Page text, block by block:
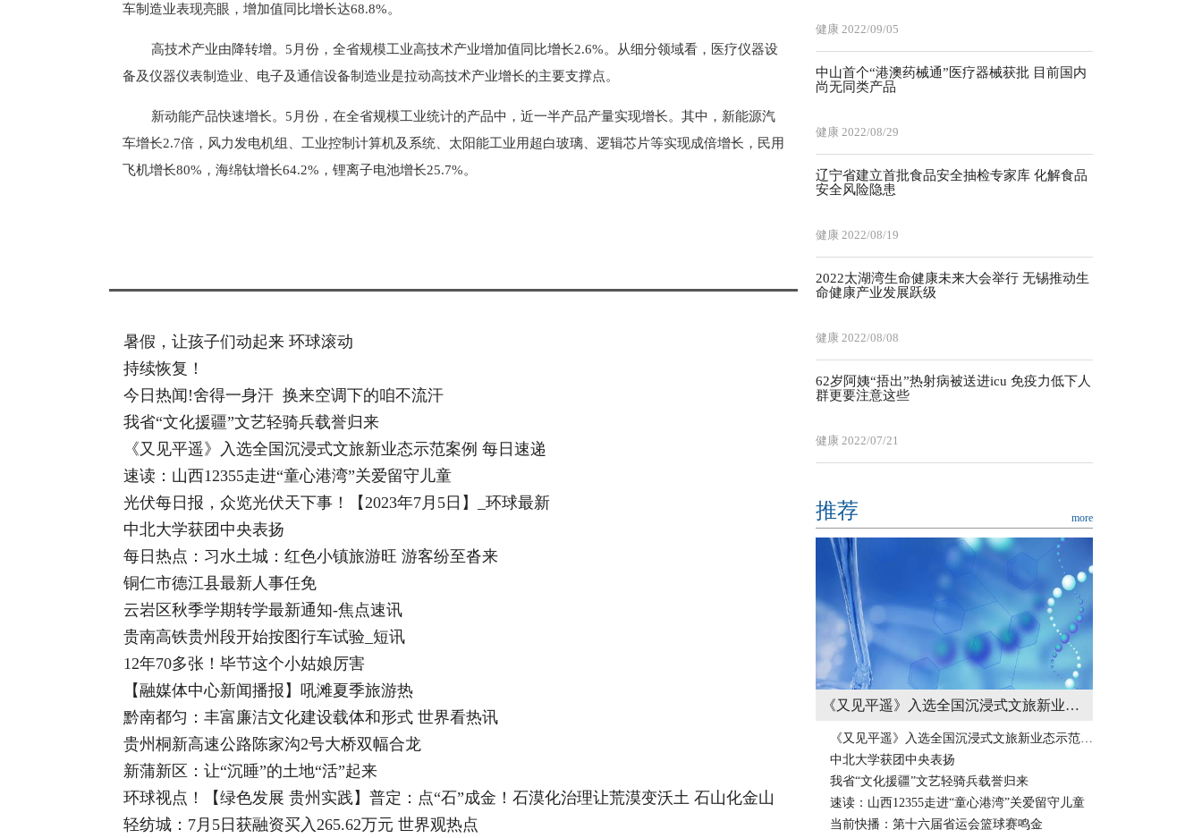
车制造业表现亮眼，增加值同比增长达68.8%。
高技术产业由降转增。5月份，全省规模工业高技术产业增加值同比增长2.6%。从细分领域看，医疗仪器设
备及仪器仪表制造业、电子及通信设备制造业是拉动高技术产业增长的主要支撑点。
新动能产品快速增长。5月份，在全省规模工业统计的产品中，近一半产品产量实现增长。其中，新能源汽
车增长2.7倍，风力发电机组、工业控制计算机及系统、太阳能工业用超白玻璃、逻辑芯片等实现成倍增长，民用
飞机增长80%，海绵钛增长64.2%，锂离子电池增长25.7%。
暑假，让孩子们动起来 环球滚动
持续恢复！
今日热闻!舍得一身汗 换来空调下的咱不流汗
我省“文化援疆”文艺轻骑兵载誉归来
《又见平遥》入选全国沉浸式文旅新业态示范案例 每日速递
速读：山西12355走进“童心港湾”关爱留守儿童
光伏每日报，众览光伏天下事！【2023年7月5日】_环球最新
中北大学获团中央表扬
每日热点：习水土城：红色小镇旅游旺 游客纷至沓来
铜仁市德江县最新人事任免
云岩区秋季学期转学最新通知-焦点速讯
贵南高铁贵州段开始按图行车试验_短讯
12年70多张！毕节这个小姑娘厉害
【融媒体中心新闻播报】吼滩夏季旅游热
黔南都匀：丰富廉洁文化建设载体和形式 世界看热讯
贵州桐新高速公路陈家沟2号大桥双幅合龙
新蒲新区：让“沉睡”的土地“活”起来
环球视点！【绿色发展 贵州实践】普定：点“石”成金！石漠化治理让荒漠变沃土 石山化金山
轻纺城：7月5日获融资买入265.62万元 世界观热点
健康 2022/09/05
中山首个“港澳药械通”医疗器械获批 目前国内
尚无同类产品
健康 2022/08/29
辽宁省建立首批食品安全抽检专家库 化解食品
安全风险隐患
健康 2022/08/19
2022太湖湾生命健康未来大会举行 无锡推动生
命健康产业发展跃级
健康 2022/08/08
62岁阿姨“捂出”热射病被送进icu 免疫力低下人
群更要注意这些
健康 2022/07/21
推荐 more
《又见平遥》入选全国沉浸式文旅新业态示范案例 每日速递
《又见平遥》入选全国沉浸式文旅新业态示范案例 每日速递
中北大学获团中央表扬
我省“文化援疆”文艺轻骑兵载誉归来
速读：山西12355走进“童心港湾”关爱留守儿童
当前快播：第十六届省运会篮球赛鸣金